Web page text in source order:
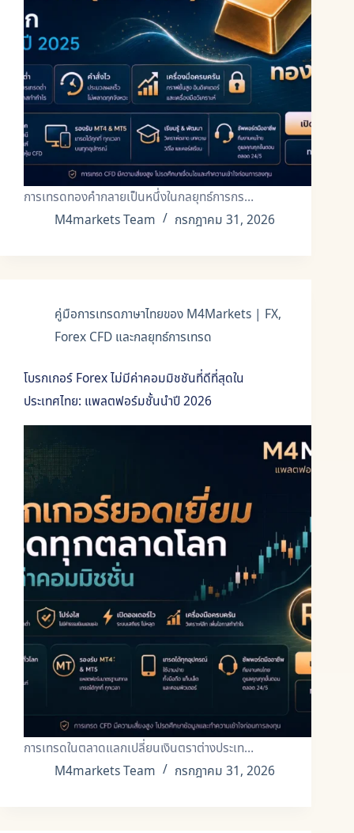
การเทรดทองคำกลายเป็นหนึ่งในกลยุทธ์การกร…
M4markets Team
กรกฎาคม 31, 2026
คู่มือการเทรดภาษาไทยของ M4Markets | FX,
Forex CFD และกลยุทธ์การเทรด
โบรกเกอร์ Forex ไม่มีค่าคอมมิชชันที่ดีที่สุดใน
ประเทศไทย: แพลตฟอร์มชั้นนำปี 2026
การเทรดในตลาดแลกเปลี่ยนเงินตราต่างประเท…
M4markets Team
กรกฎาคม 31, 2026